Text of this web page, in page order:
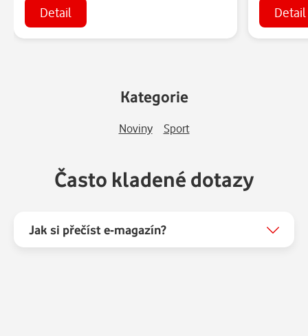
Detail Detail
Kategorie
Noviny Sport
Často kladené dotazy
Jak si přečíst e-magazín?